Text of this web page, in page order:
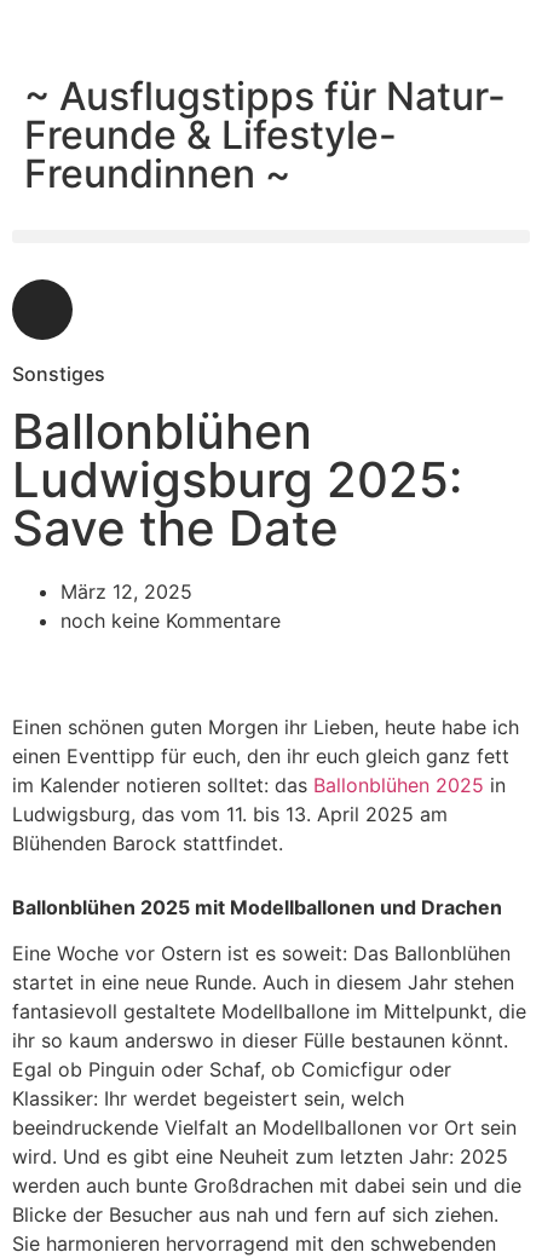
~ Ausflugstipps für Natur-
Freunde & Lifestyle-
Freundinnen ~
Sonstiges
Ballonblühen
Ludwigsburg 2025:
Save the Date
März 12, 2025
noch keine Kommentare
Einen schönen guten Morgen ihr Lieben, heute habe ich
einen Eventtipp für euch, den ihr euch gleich ganz fett
im Kalender notieren solltet: das Ballonblühen 2025 in
Ludwigsburg, das vom 11. bis 13. April 2025 am
Blühenden Barock stattfindet.
Ballonblühen 2025 mit Modellballonen und Drachen
Eine Woche vor Ostern ist es soweit: Das Ballonblühen
startet in eine neue Runde. Auch in diesem Jahr stehen
fantasievoll gestaltete Modellballone im Mittelpunkt, die
ihr so kaum anderswo in dieser Fülle bestaunen könnt.
Egal ob Pinguin oder Schaf, ob Comicfigur oder
Klassiker: Ihr werdet begeistert sein, welch
beeindruckende Vielfalt an Modellballonen vor Ort sein
wird. Und es gibt eine Neuheit zum letzten Jahr: 2025
werden auch bunte Großdrachen mit dabei sein und die
Blicke der Besucher aus nah und fern auf sich ziehen.
Sie harmonieren hervorragend mit den schwebenden